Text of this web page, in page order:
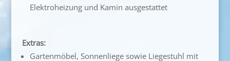
Elektroheizung und Kamin ausgestattet
Extras:
Gartenmöbel, Sonnenliege sowie Liegestuhl mit